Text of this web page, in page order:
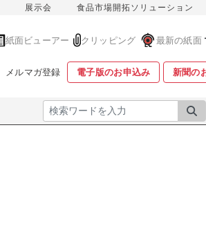
展示会 食品市場開拓ソリューション
紙面ビューアー クリッピング 最新の紙面
メルマガ登録 電子版のお申込み 新聞の
検